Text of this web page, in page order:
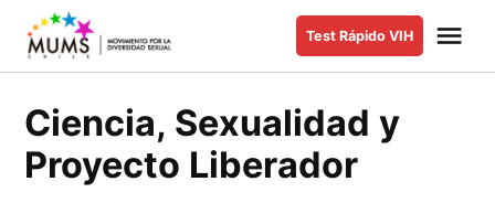
Saltar
contenido
Movimiento
Diversidad
Sexual y de
Género
Test Rápido VIH
Ciencia, Sexualidad y
Proyecto Liberador